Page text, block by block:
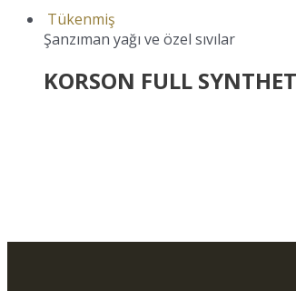
Tükenmiş
Şanzıman yağı ve özel sıvılar
KORSON FULL